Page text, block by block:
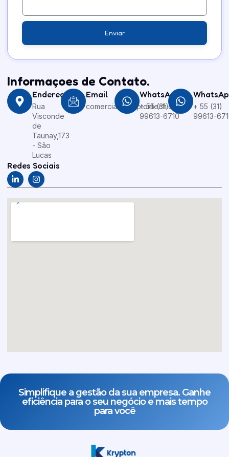
Enviar
Informaçoes de Contato.
Endereço
Rua
Visconde
de
Taunay,173
- São
Lucas
Email
comercial@kryptontech.com.br
WhatsApp
+ 55 (31)
99613-6710
+ 55 (31)
99613-
Redes Sociais
Simplifique a gestão da sua empresa. Ganhe
eficiência para o seu negócio e mais tempo
para você